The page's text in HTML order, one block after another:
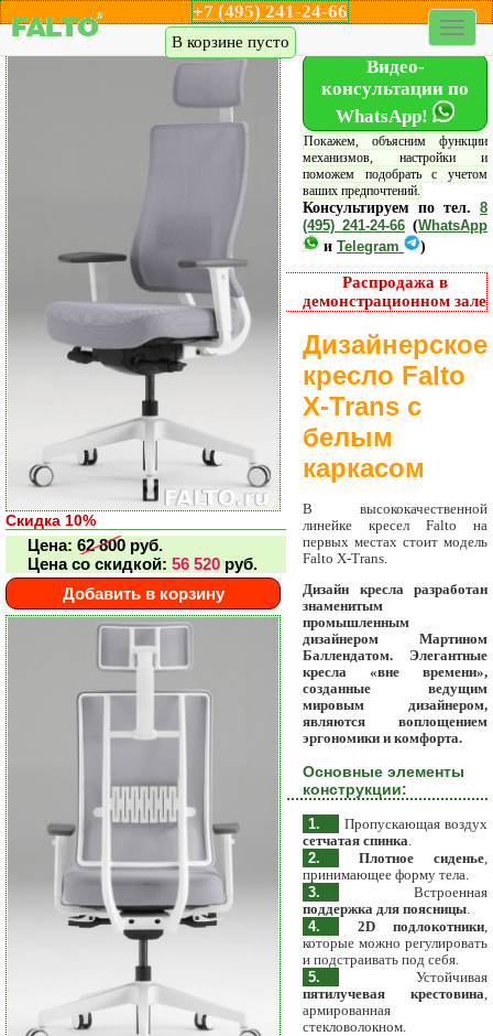
+7 (495) 241-24-66
Каталог кресел Акции
Дилеры
Шоу-рум
ДоставкаВ корзине пусто
Скидка 10%
Цена: 62 800 руб.
Цена со скидкой: 56 520 руб.
Добавить в корзину
Видео-
консультации по
WhatsApp!
Покажем, объясним функции
механизмов, настройки и
поможем подобрать с учетом
ваших предпочтений.
Консультируем по тел. 8
(495) 241-24-66 (WhatsApp
и Telegram )
Распродажа в
демонстрационном зале
Дизайнерское
кресло Falto
X-Trans с
белым
каркасом
В высококачественной
линейке кресел Falto на
первых местах стоит модель
Falto X-Trans.
Дизайн кресла разработан
знаменитым
промышленным
дизайнером Мартином
Баллендатом. Элегантные
кресла «вне времени»,
созданные ведущим
мировым дизайнером,
являются воплощением
эргономики и комфорта.
Основные элементы
конструкции:
1.
Пропускающая воздух
сетчатая спинка.
2. Плотное сиденье,
принимающее форму тела.
3.
Встроенная
поддержка для поясницы.
4. 2D подлокотники,
которые можно регулировать
и подстраивать под себя.
5.
Устойчивая
пятилучевая крестовина,
армированная
стекловолокном.